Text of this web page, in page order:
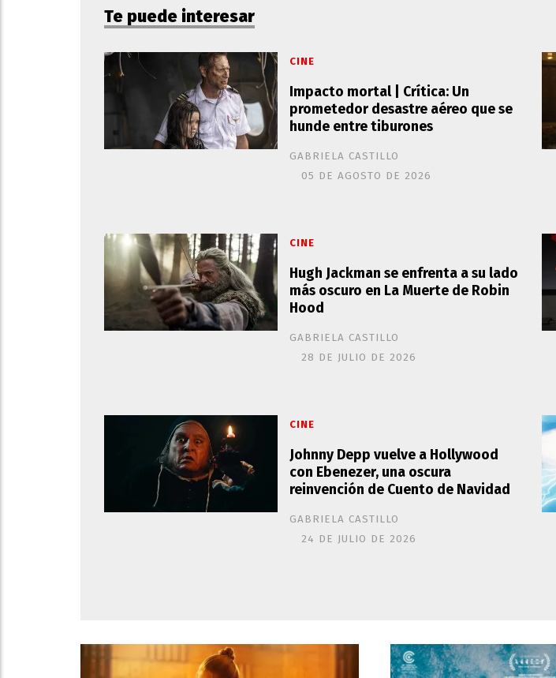
Te puede interesar
Impacto mortal | Crítica: Un
prometedor desastre aéreo que se
hunde entre tiburones
GABRIELA CASTILLO
CINE
05 DE AGOSTO DE 2026
Hugh Jackman se enfrenta a su lado
más oscuro en La Muerte de Robin
Hood
GABRIELA CASTILLO
CINE
28 DE JULIO DE 2026
Johnny Depp vuelve a Hollywood
con Ebenezer, una oscura
reinvención de Cuento de Navidad
GABRIELA CASTILLO
CINE
24 DE JULIO DE 2026